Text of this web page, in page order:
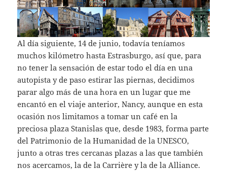
Al día siguiente, 14 de junio, todavía teníamos
muchos kilómetro hasta Estrasburgo, así que, para
no tener la sensación de estar todo el día en una
autopista y de paso estirar las piernas, decidimos
parar algo más de una hora en un lugar que me
encantó en el viaje anterior, Nancy, aunque en esta
ocasión nos limitamos a tomar un café en la
preciosa plaza Stanislas que, desde 1983, forma parte
del Patrimonio de la Humanidad de la UNESCO,
junto a otras tres cercanas plazas a las que también
nos acercamos, la de la Carrière y la de la Alliance.